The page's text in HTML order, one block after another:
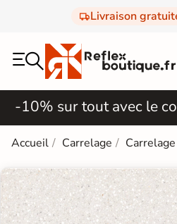
Livraison
-10% sur tout avec le
Accueil Carrelage